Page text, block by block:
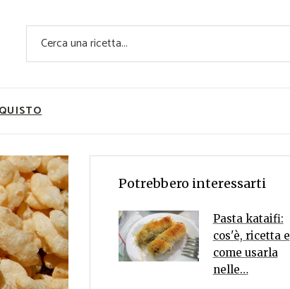
Cerca
Facili e Veloci
Primi Piatti
Dolci
Carne
Secondi
Pizze e Rustici
Contorni
Piatti unici
Pesce
Ricette
per Ingrediente
Utility
Super Alimenti
Ricette Vegetariane
Rumors
Potrebbero interessarti
Pasta kataifi:
cos'è, ricetta e
come usarla
nelle…